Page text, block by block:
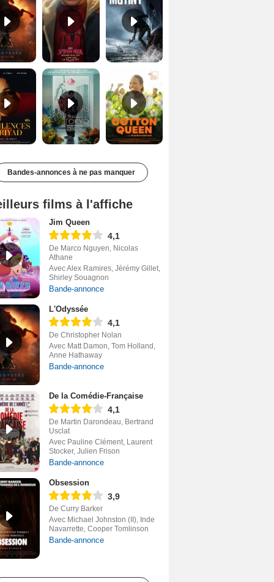
Les Silences de Riyad Bande-annonce VO STFR Cotton Queen Bande-annonce VO STFR
Bandes-annonces à ne pas manquer
films à l'affiche
Jim Queen
4,1
De Marco Nguyen, Nicolas
Athane
Avec Alex Ramires, Jérémy Gillet,
Shirley Souagnon
Bande-annonce
L'Odyssée
4,1
De Christopher Nolan
Avec Matt Damon, Tom Holland,
Anne Hathaway
Bande-annonce
De la Comédie-Française
4,1
De Martin Darondeau, Bertrand
Usclat
Avec Pauline Clément, Laurent
Stocker, Julien Frison
Bande-annonce
Obsession
3,9
De Curry Barker
Avec Michael Johnston (II), Inde
Navarrette, Cooper Tomlinson
Bande-annonce